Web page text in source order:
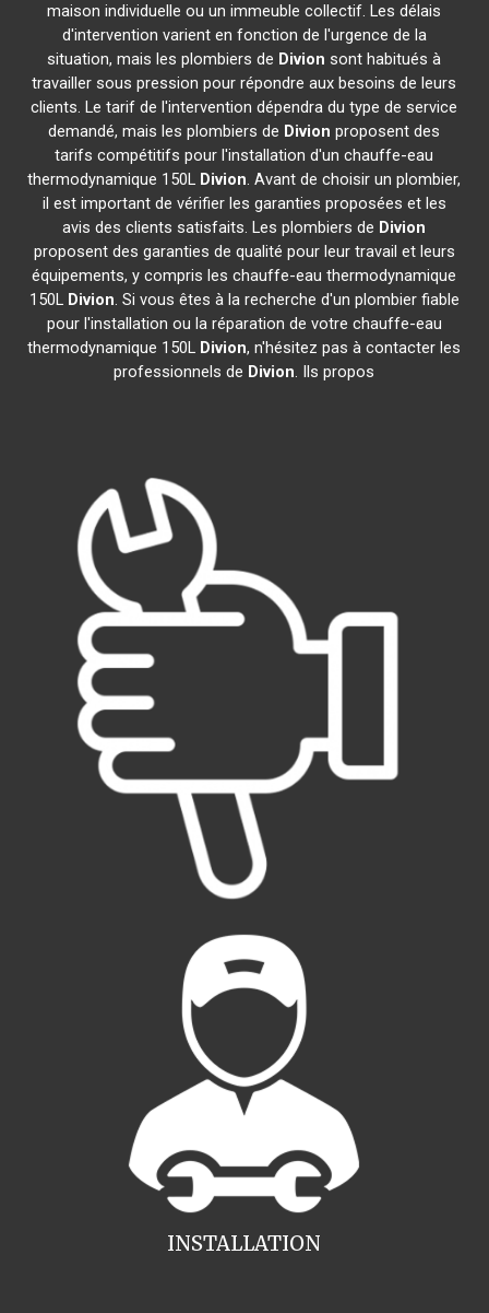
maison individuelle ou un immeuble collectif. Les délais
d'intervention varient en fonction de l'urgence de la
situation, mais les plombiers de Divion sont habitués à
travailler sous pression pour répondre aux besoins de leurs
clients. Le tarif de l'intervention dépendra du type de service
demandé, mais les plombiers de Divion proposent des
tarifs compétitifs pour l'installation d'un chauffe-eau
thermodynamique 150L Divion. Avant de choisir un plombier,
il est important de vérifier les garanties proposées et les
avis des clients satisfaits. Les plombiers de Divion
proposent des garanties de qualité pour leur travail et leurs
équipements, y compris les chauffe-eau thermodynamique
150L Divion. Si vous êtes à la recherche d'un plombier fiable
pour l'installation ou la réparation de votre chauffe-eau
thermodynamique 150L Divion, n'hésitez pas à contacter les
professionnels de Divion. Ils propos
INSTALLATION